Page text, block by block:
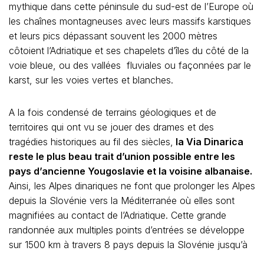
mythique dans cette péninsule du sud-est de l’Europe où
les chaînes montagneuses avec leurs massifs karstiques
et leurs pics dépassant souvent les 2000 mètres
côtoient l’Adriatique et ses chapelets d’îles du côté de la
voie bleue, ou des vallées fluviales ou façonnées par le
karst, sur les voies vertes et blanches.
A la fois condensé de terrains géologiques et de
territoires qui ont vu se jouer des drames et des
tragédies historiques au fil des siècles, la Via Dinarica
reste le plus beau trait d’union possible entre les
pays d’ancienne Yougoslavie et la voisine albanaise.
Ainsi, les Alpes dinariques ne font que prolonger les Alpes
depuis la Slovénie vers la Méditerranée où elles sont
magnifiées au contact de l’Adriatique. Cette grande
randonnée aux multiples points d’entrées se développe
sur 1500 km à travers 8 pays depuis la Slovénie jusqu’à